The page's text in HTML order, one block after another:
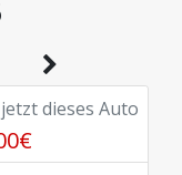
dieses Auto
€